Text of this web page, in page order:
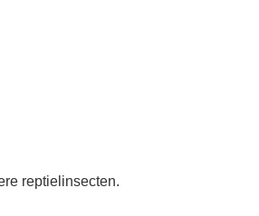
reptielinsecten.